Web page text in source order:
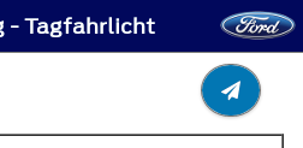
- Tagfahrlicht